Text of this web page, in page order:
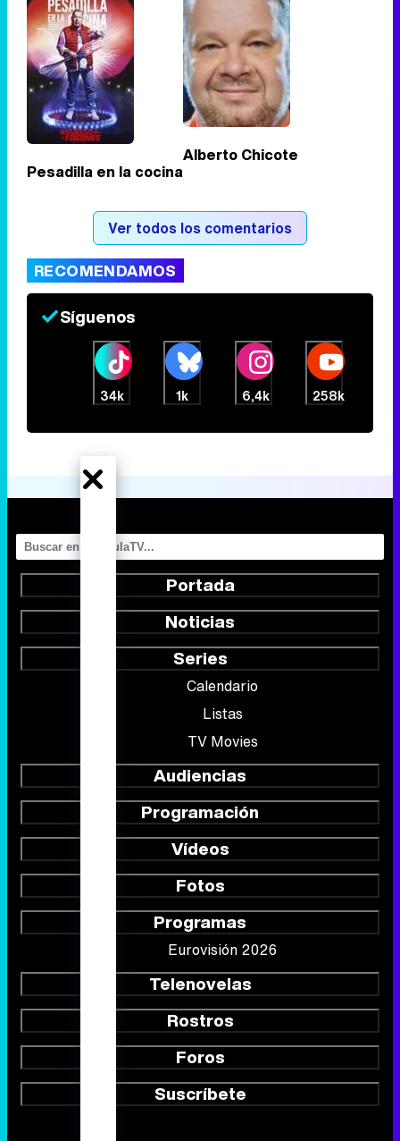
Pesadilla en la cocina
Alberto Chicote
Ver todos los comentarios
RECOMENDAMOS
Síguenos
34k 1k 6,4k 258k
Portada
Noticias
Series
Calendario
Listas
TV Movies
Audiencias
Programación
Vídeos
Fotos
Programas
Eurovisión 2026
Telenovelas
Rostros
Foros
Suscríbete